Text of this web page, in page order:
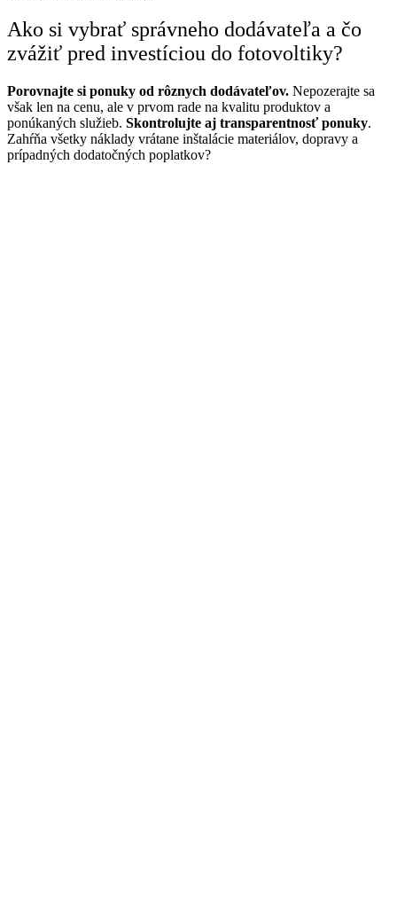
Ako si vybrať správneho dodávateľa a čo
zvážiť pred investíciou do fotovoltiky?
Porovnajte si ponuky od rôznych dodávateľov. Nepozerajte sa
však len na cenu, ale v prvom rade na kvalitu produktov a
ponúkaných služieb. Skontrolujte aj transparentnosť ponuky.
Zahŕňa všetky náklady vrátane inštalácie materiálov, dopravy a
prípadných dodatočných poplatkov?